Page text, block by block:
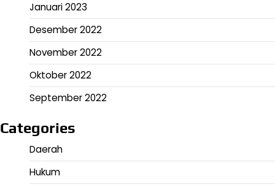
Januari 2023
Desember 2022
November 2022
Oktober 2022
September 2022
Categories
Daerah
Hukum